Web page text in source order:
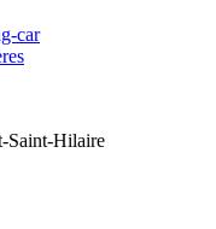
car
Saint-Hilaire